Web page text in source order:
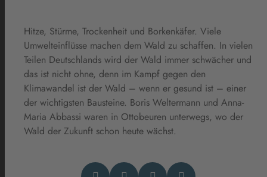
Hitze, Stürme, Trockenheit und Borkenkäfer. Viele
Umwelteinflüsse machen dem Wald zu schaffen. In vielen
Teilen Deutschlands wird der Wald immer schwächer und
das ist nicht ohne, denn im Kampf gegen den
Klimawandel ist der Wald – wenn er gesund ist – einer
der wichtigsten Bausteine. Boris Weltermann und Anna-
Maria Abbassi waren in Ottobeuren unterwegs, wo der
Wald der Zukunft schon heute wächst.